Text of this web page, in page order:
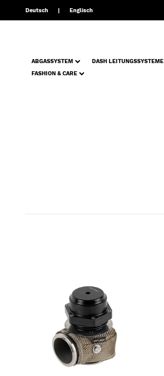
Deutsch Englisch
ABGASSYSTEM DASH LEITUNGSSYSTEME
FASHION & CARE